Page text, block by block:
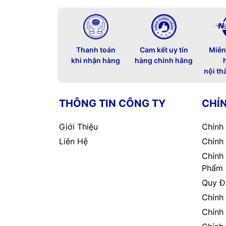
Thanh toán
khi nhận hàng
Cam kết uy tín
hàng chính hãng
nội
THÔNG TIN CÔNG TY
Giới Thiệu
Liên Hệ
Chính
Phẩm
Quy
Chính
Chính